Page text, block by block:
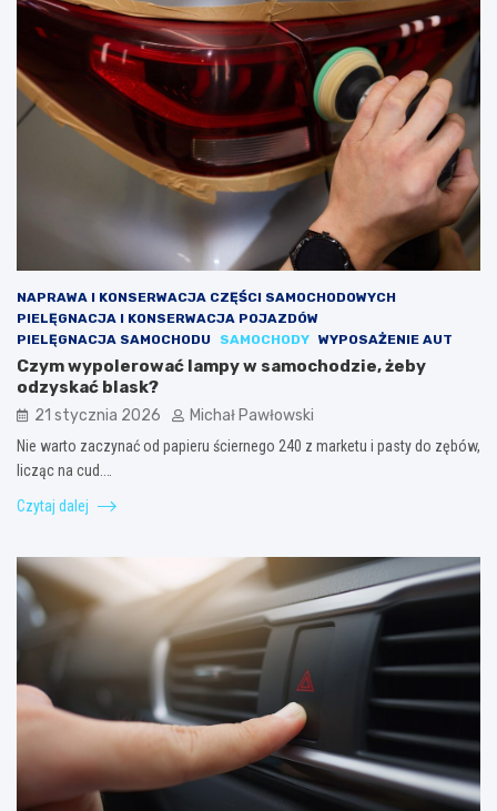
NAPRAWA I KONSERWACJA CZĘŚCI SAMOCHODOWYCH
PIELĘGNACJA I KONSERWACJA POJAZDÓW
PIELĘGNACJA SAMOCHODU
SAMOCHODY WYPOSAŻENIE AUT
Czym wypolerować lampy w samochodzie, żeby
odzyskać blask?
21 stycznia 2026 Michał Pawłowski
Nie warto zaczynać od papieru ściernego 240 z marketu i pasty do zębów,
licząc na cud.…
Czytaj dalej